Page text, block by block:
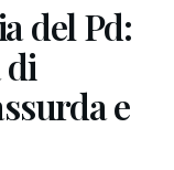
del Pd:
di
e